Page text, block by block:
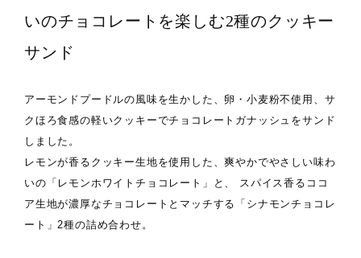
いのチョコレートを楽しむ2種のクッキー
サンド
アーモンドプードルの風味を生かした、卵・小麦粉不使用、サ
クほろ食感の軽いクッキーでチョコレートガナッシュをサンド
しました。
レモンが香るクッキー生地を使用した、爽やかでやさしい味わ
いの「レモンホワイトチョコレート」と、 スパイス香るココ
ア生地が濃厚なチョコレートとマッチする「シナモンチョコレ
ート」2種の詰め合わせ。